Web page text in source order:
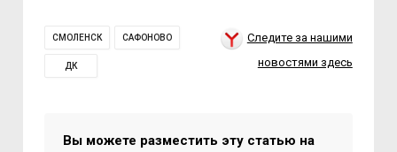
СМОЛЕНСК САФОНОВО
ДК
Следите за нашими
новостями здесь
Вы можете разместить эту статью на